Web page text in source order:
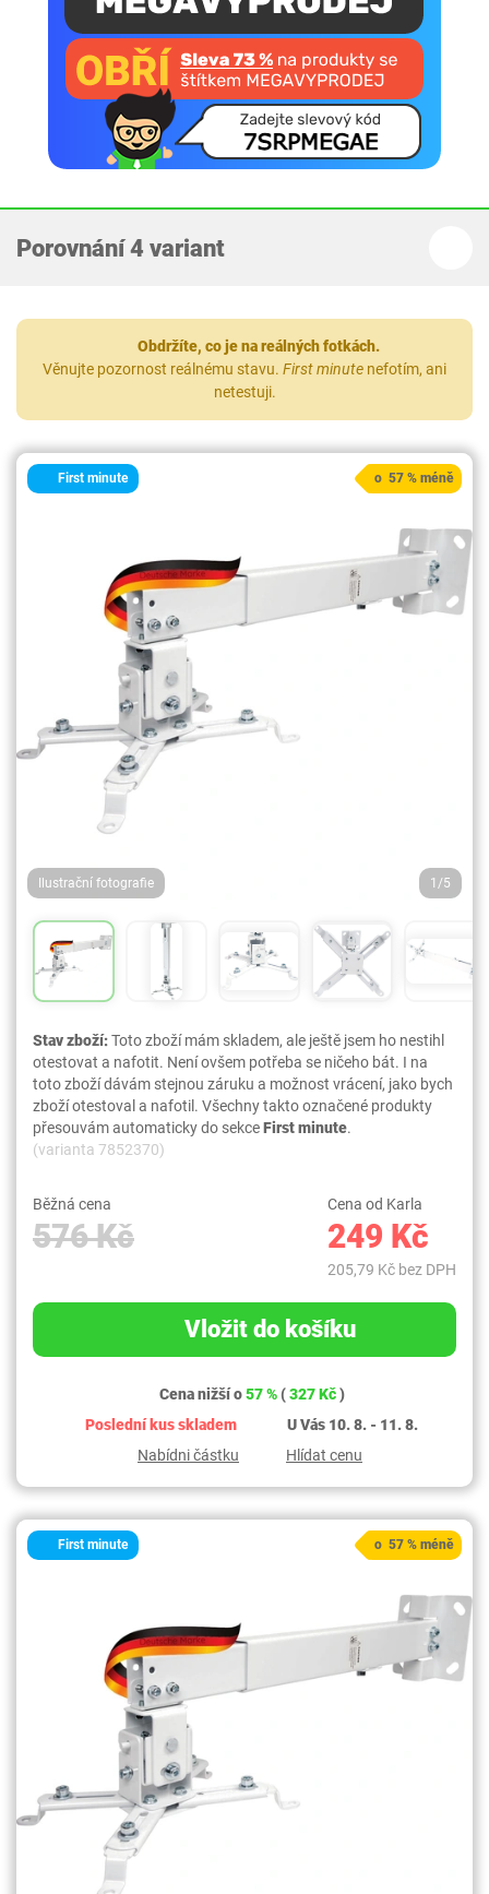
Porovnání 4 variant
Obdržíte, co je na reálných fotkách.
Věnujte pozornost reálnému stavu. First minute nefotím, ani
netestuji.
First minute
Ilustrační fotografie 1/5
o 57 % méně
Stav zboží:Toto zboží mám skladem, ale ještě jsem ho nestihl
otestovat a nafotit. Není ovšem potřeba se ničeho bát. I na
toto zboží dávám stejnou záruku a možnost vrácení, jako bych
zboží otestoval a nafotil. Všechny takto označené produkty
přesouvám automaticky do sekceFirst minute.
(varianta 7852370)
Běžná cena
576 Kč
Cena od Karla
249 Kč
205,79 Kč bez DPH
Vložit do košíku
Cena nižší o57 %(327 Kč)
Poslední kus skladem
U Vás 10. 8. - 11. 8.
Nabídni částku
Hlídat cenu
First minute o 57 % méně